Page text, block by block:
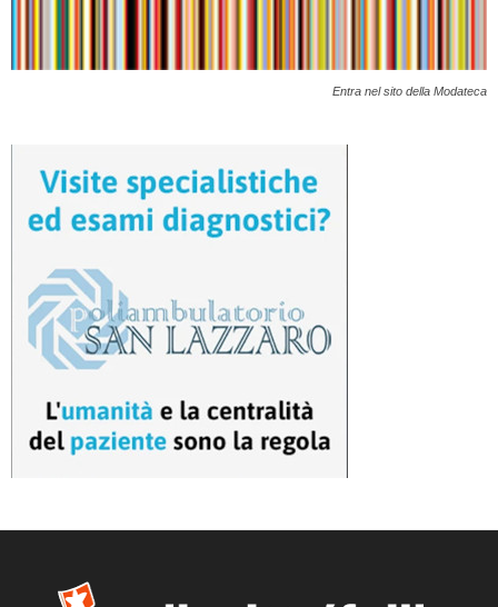
Entra nel sito della Modateca